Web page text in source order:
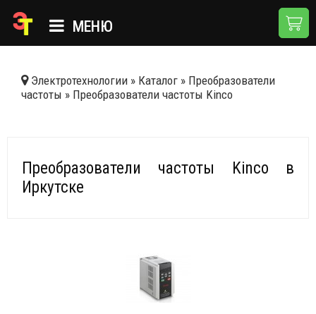
МЕНЮ
КАТАЛОГ
НОВОСТИ
Электротехнологии » Каталог » Преобразователи
частоты » Преобразователи частоты Kinco
Преобразователи частоты Kinco в
Иркутске